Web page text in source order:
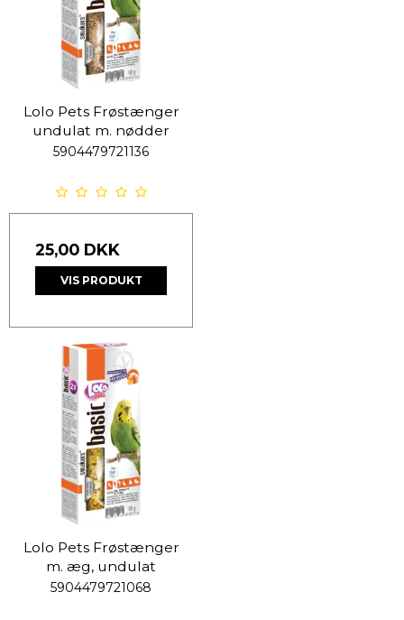
Lolo Pets Frøstænger
undulat m. nødder
5904479721136
25,00 DKK
VIS PRODUKT
Lolo Pets Frøstænger
m. æg, undulat
5904479721068